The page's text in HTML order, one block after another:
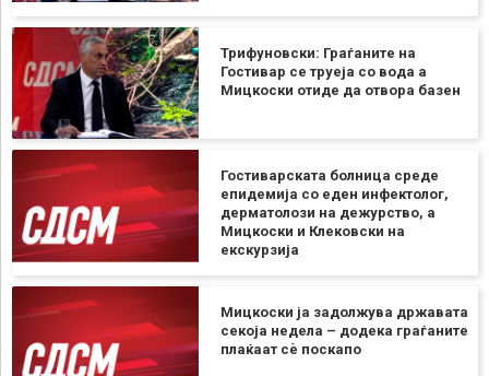
Трифуновски: Граѓаните на
Гостивар се труеја со вода а
Мицкоски отиде да отвора базен
Гостиварската болница среде
епидемија со еден инфектолог,
дерматолози на дежурство, а
Мицкоски и Клековски на
екскурзија
Мицкоски ја задолжува државата
секоја недела – додека граѓаните
плаќаат сѐ поскапо